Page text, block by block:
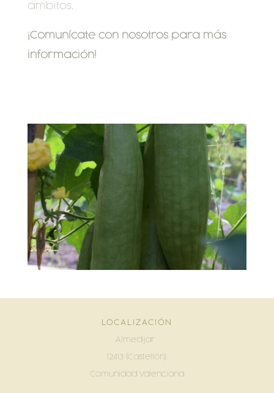
ámbitos.
¡Comunícate con nosotros para más
información!
LOCALIZACIÓN
Almedijar
12413 (Castellón)
Comunidad Valenciana